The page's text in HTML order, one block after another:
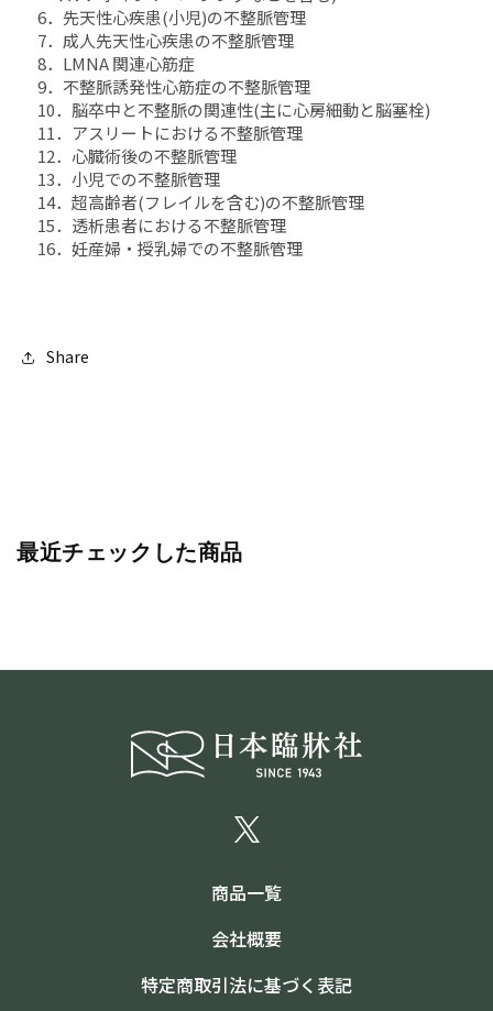
6．先天性心疾患(小児)の不整脈管理
7．成人先天性心疾患の不整脈管理
8．LMNA 関連心筋症
9．不整脈誘発性心筋症の不整脈管理
10．脳卒中と不整脈の関連性(主に心房細動と脳塞栓)
11．アスリートにおける不整脈管理
12．心臓術後の不整脈管理
13．小児での不整脈管理
14．超高齢者(フレイルを含む)の不整脈管理
15．透析患者における不整脈管理
16．妊産婦・授乳婦での不整脈管理
Share
最近チェックした商品
商品一覧
会社概要
特定商取引法に基づく表記